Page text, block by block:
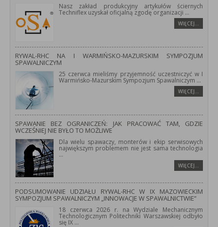
Nasz zakład produkcyjny artykułów ściernych
Techniflex uzyskał oficjalną zgodę organizacji ...
WIĘCEJ…
RYWAL-RHC NA I WARMIŃSKO-MAZURSKIM SYMPOZJUM
SPAWALNICZYM
25 czerwca mieliśmy przyjemność uczestniczyć w I
Warmińsko-Mazurskim Sympozjum Spawalniczym ...
WIĘCEJ…
SPAWANIE BEZ OGRANICZEŃ: JAK PRACOWAĆ TAM, GDZIE
WCZEŚNIEJ NIE BYŁO TO MOŻLIWE
Dla wielu spawaczy, monterów i ekip serwisowych
największym problemem nie jest sama technologia
...
WIĘCEJ…
PODSUMOWANIE UDZIAŁU RYWAL-RHC W IX MAZOWIECKIM
SYMPOZJUM SPAWALNICZYM „INNOWACJE W SPAWALNICTWIE”
18 czerwca 2026 r. na Wydziale Mechanicznym
Technologicznym Politechniki Warszawskiej odbyło
się IX ...